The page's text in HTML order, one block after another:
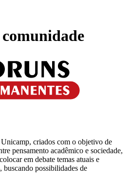
criados com o objetivo de
pensamento acadêmico e sociedade,
em debate temas atuais e
buscando possibilidades de